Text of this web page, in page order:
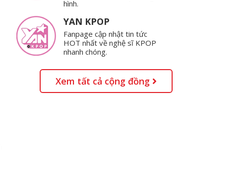
hình.
YAN KPOP
Fanpage cập nhật tin tức
HOT nhất về nghệ sĩ KPOP
nhanh chóng.
Xem tất cả cộng đồng